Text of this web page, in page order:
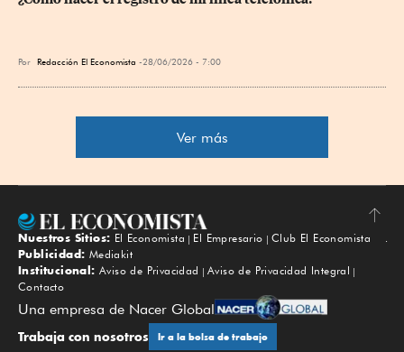
Por Redacción El Economista 28/06/2026 - 7:00
Ver más
Subir
Nuestros Sitios: El Economista El Empresario
Club El Economista
Publicidad: Mediakit
Institucional: Aviso de Privacidad
Aviso de Privacidad Integral
Contacto
Una empresa de Nacer Global
Trabaja con nosotros Ir a la bolsa de trabajo